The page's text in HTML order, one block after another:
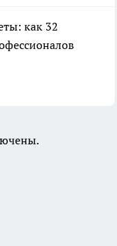
как 32